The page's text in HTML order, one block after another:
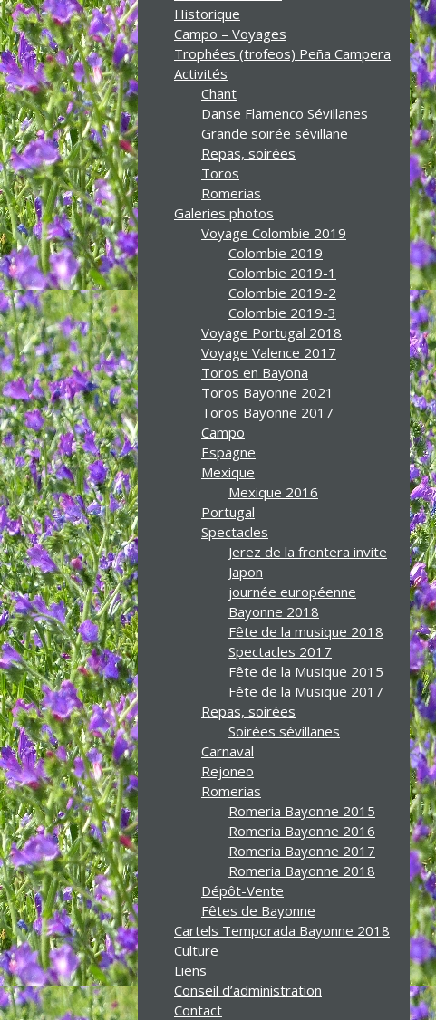
Historique
Campo – Voyages
Trophées (trofeos) Peña Campera
Activités
Chant
Danse Flamenco Sévillanes
Grande soirée sévillane
Repas, soirées
Toros
Romerias
Galeries photos
Voyage Colombie 2019
Colombie 2019
Colombie 2019-1
Colombie 2019-2
Colombie 2019-3
Voyage Portugal 2018
Voyage Valence 2017
Toros en Bayona
Toros Bayonne 2021
Toros Bayonne 2017
Campo
Espagne
Mexique
Mexique 2016
Portugal
Spectacles
Jerez de la frontera invite
Japon
journée européenne
Bayonne 2018
Fête de la musique 2018
Spectacles 2017
Fête de la Musique 2015
Fête de la Musique 2017
Repas, soirées
Soirées sévillanes
Carnaval
Rejoneo
Romerias
Romeria Bayonne 2015
Romeria Bayonne 2016
Romeria Bayonne 2017
Romeria Bayonne 2018
Dépôt-Vente
Fêtes de Bayonne
Cartels Temporada Bayonne 2018
Culture
Liens
Conseil d’administration
Contact